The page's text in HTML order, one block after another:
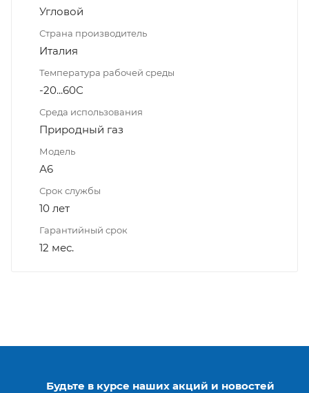
Угловой
Страна производитель
Италия
Температура рабочей среды
-20...60С
Среда использования
Природный газ
Модель
А6
Срок службы
10 лет
Гарантийный срок
12 мес.
Будьте в курсе наших акций и новостей